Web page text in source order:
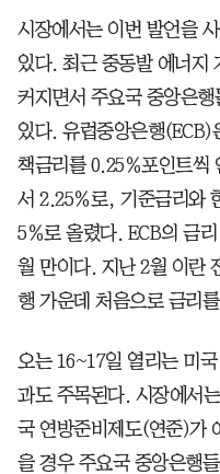
시장에서는 이번 발언을
있다. 최근 중동발 에너지
커지면서 주요국 중앙은
있다. 유럽중앙은행(ECB)
책금리를 0.25％포인트씩
서 2.25％로, 기준금리와
5％로 올렸다. ECB의 금
월 만이다. 지난 2월 이란
행 가운데 처음으로 금리
오는 16~17일 열리는 미
과도 주목된다. 시장에서
국 연방준비제도(연준)가
을 경우 주요국 중앙은행